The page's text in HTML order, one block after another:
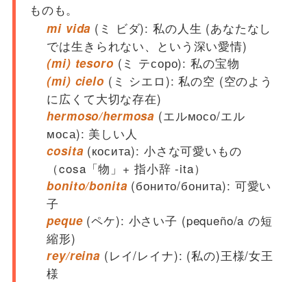
ものも。
mi vida (ミ ビダ): 私の人生 (あなたなし
では生きられない、という深い愛情)
(mi) tesoro (ミ テсоро): 私の宝物
(mi) cielo (ミ シエロ): 私の空 (空のよう
に広くて大切な存在)
hermoso/hermosa (エルмосо/エル
моса): 美しい人
cosita (косита): 小さな可愛いもの
（cosa「物」+ 指小辞 -ita）
bonito/bonita (бонито/бонита): 可愛い
子
peque(ペケ): 小さい子 (pequeño/a の短
縮形)
rey/reina (レイ/レイナ): (私の)王様/女王
様